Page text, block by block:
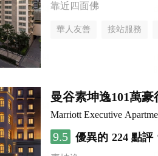
靠近四面佛
華人友善 接站服務
曼谷素坤逸101萬
Marriott Executive
9.5 優異的 224 點評